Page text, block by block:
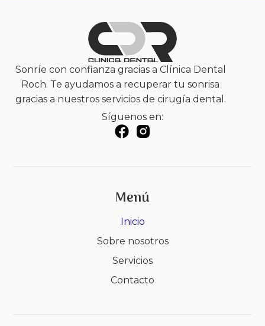
Sonríe con confianza gracias a Clínica Dental
Roch. Te ayudamos a recuperar tu sonrisa
gracias a nuestros servicios de cirugía dental.
Síguenos en:
Menú
Inicio
Sobre nosotros
Servicios
Contacto